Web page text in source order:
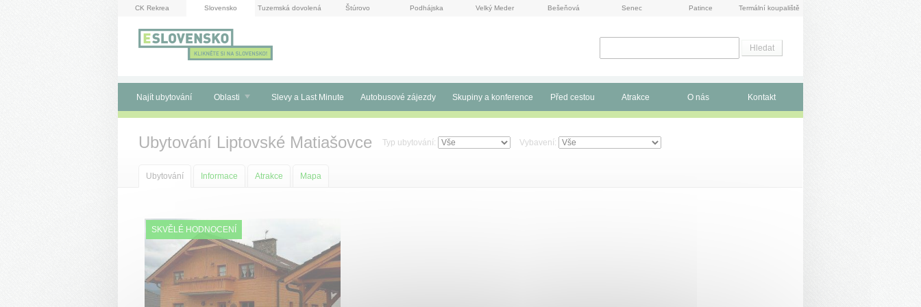
CK Rekrea Slovensko Tuzemská dovolená Štúrovo Podhájska Velký Meder Bešeňová Senec Patince Termální koupaliště
Najít ubytování Oblasti Slevy a Last Minute Autobusové zájezdy Skupiny a konference Před cestou Atrakce O nás Kontakt
Ubytování Liptovské Matiašovce Typ ubytování: Vybavení:
Ubytování Informace Atrakce Mapa
SKVĚLÉ HODNOCENÍ